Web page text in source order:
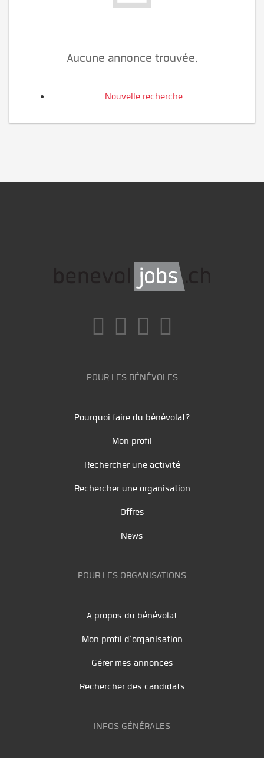
Aucune annonce trouvée.
Nouvelle recherche
POUR LES BÉNÉVOLES
Pourquoi faire du bénévolat?
Mon profil
Rechercher une activité
Rechercher une organisation
Offres
News
POUR LES ORGANISATIONS
A propos du bénévolat
Mon profil d'organisation
Gérer mes annonces
Rechercher des candidats
INFOS GÉNÉRALES